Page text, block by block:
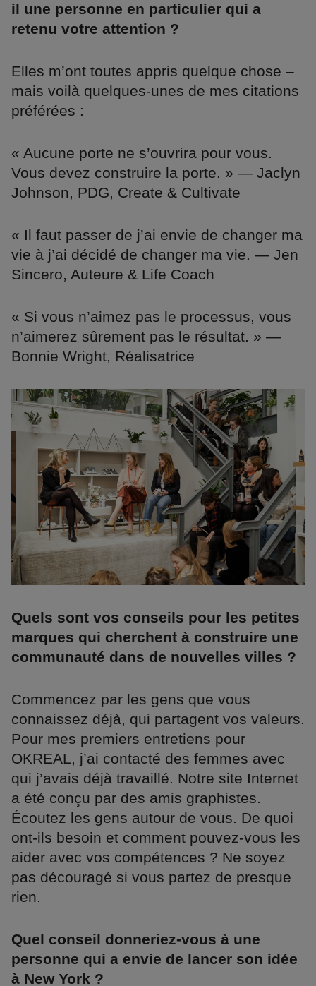
il une personne en particulier qui a
retenu votre attention ?
Elles m’ont toutes appris quelque chose –
mais voilà quelques-unes de mes citations
préférées :
« Aucune porte ne s’ouvrira pour vous.
Vous devez construire la porte. » — Jaclyn
Johnson, PDG, Create & Cultivate
« Il faut passer de j’ai envie de changer ma
vie à j’ai décidé de changer ma vie. — Jen
Sincero, Auteure & Life Coach
« Si vous n’aimez pas le processus, vous
n’aimerez sûrement pas le résultat. » —
Bonnie Wright, Réalisatrice
Quels sont vos conseils pour les petites
marques qui cherchent à construire une
communauté dans de nouvelles villes ?
Commencez par les gens que vous
connaissez déjà, qui partagent vos valeurs.
Pour mes premiers entretiens pour
OKREAL, j’ai contacté des femmes avec
qui j’avais déjà travaillé. Notre site Internet
a été conçu par des amis graphistes.
Écoutez les gens autour de vous. De quoi
ont-ils besoin et comment pouvez-vous les
aider avec vos compétences ? Ne soyez
pas découragé si vous partez de presque
rien.
Quel conseil donneriez-vous à une
personne qui a envie de lancer son idée
à New York ?